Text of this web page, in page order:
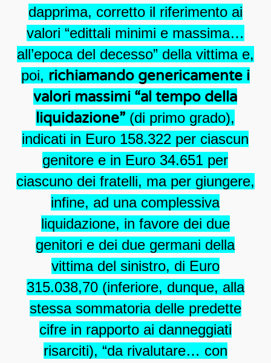
dapprima, corretto il riferimento ai
valori “edittali minimi e massima…
all’epoca del decesso” della vittima e,
poi, richiamando genericamente i
valori massimi “al tempo della
liquidazione” (di primo grado),
indicati in Euro 158.322 per ciascun
genitore e in Euro 34.651 per
ciascuno dei fratelli, ma per giungere,
infine, ad una complessiva
liquidazione, in favore dei due
genitori e dei due germani della
vittima del sinistro, di Euro
315.038,70 (inferiore, dunque, alla
stessa sommatoria delle predette
cifre in rapporto ai danneggiati
risarciti), “da rivalutare… con